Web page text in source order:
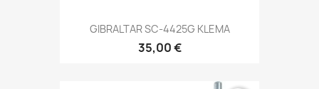
GIBRALTAR SC-4425G KLEMA
35,00 €